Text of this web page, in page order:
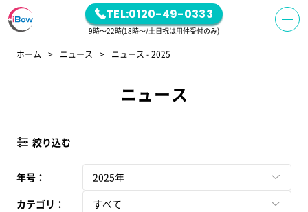
TEL:0120-49-0333
9時～22時(18時～/土日祝は用件受付のみ)
ホーム ニュース ニュース - 2025
ニュース
絞り込む
年号：
2025年
カテゴリ：
すべて